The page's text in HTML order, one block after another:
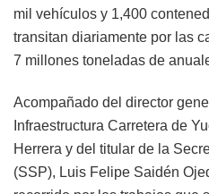
mil vehículos y 1,400
transitan diariamente por las
7 millones toneladas de
Acompañado del director
Infraestructura Carretera de
Herrera y del titular de la
(SSP), Luis Felipe Saidén